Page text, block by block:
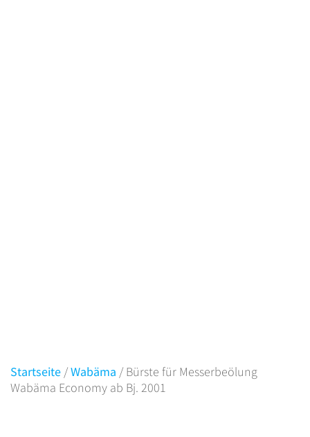
Startseite /Wabäma / Bürste für Messerbeölung
Wabäma Economy ab Bj. 2001